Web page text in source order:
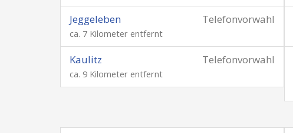
Telefonvorwahl
Jeggeleben
ca. 7 Kilometer entfernt
Telefonvorwahl
Kaulitz
ca. 9 Kilometer entfernt